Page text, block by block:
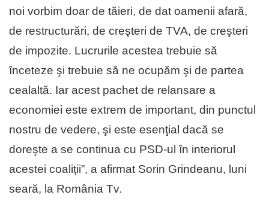
noi vorbim doar de tăieri, de dat oamenii afară,
de restructurări, de creşteri de TVA, de creşteri
de impozite. Lucrurile acestea trebuie să
înceteze şi trebuie să ne ocupăm şi de partea
cealaltă. Iar acest pachet de relansare a
economiei este extrem de important, din punctul
nostru de vedere, şi este esenţial dacă se
doreşte a se continua cu PSD-ul în interiorul
acestei coaliţii”, a afirmat Sorin Grindeanu, luni
seară, la România Tv.